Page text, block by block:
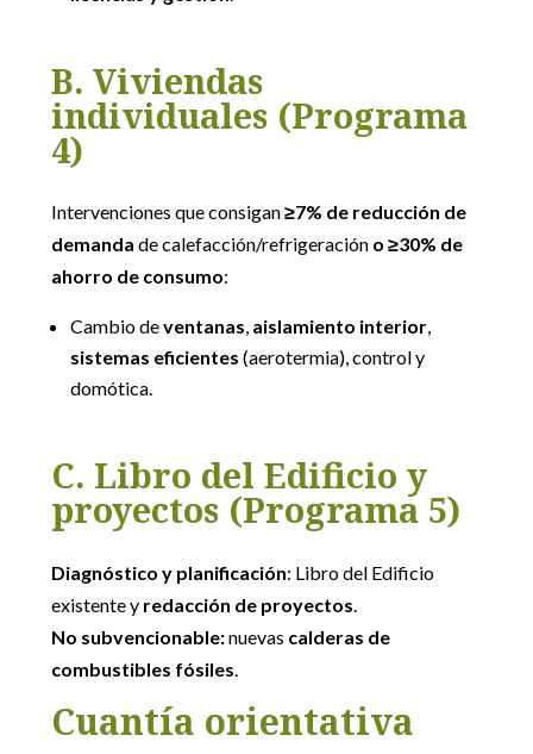
B. Viviendas
individuales (Programa
4)
Intervenciones que consigan≥7% de reducción de
demanda de calefacción/refrigeración o ≥30% de
ahorro de consumo:
Cambio deventanas, aislamiento interior,
sistemas eficientes (aerotermia), control y
domótica.
C. Libro del Edificio y
proyectos (Programa 5)
Diagnóstico y planificación: Libro del Edificio
existente y redacción de proyectos
No subvencionable:nuevas calderas de
combustibles fósiles
Cuantía orientativa